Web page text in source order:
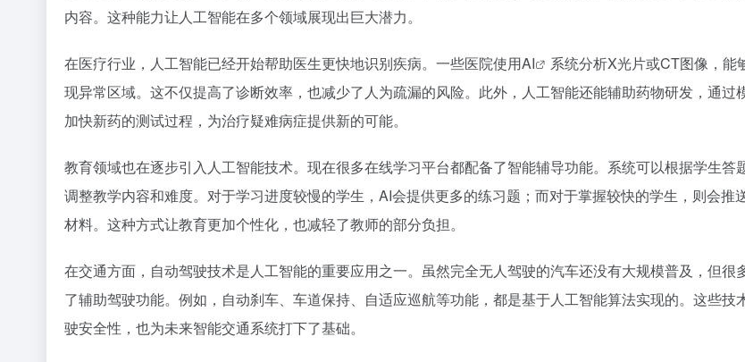
内容。这种能力让人工智能在多个领域展现出巨大潜力。
在医疗行业，人工智能已经开始帮助医生更快地识别疾病。一些医院使用AI
系统分析X光片或CT图像，能
现异常区域。这不仅提高了诊断效率，也减少了人为疏漏的风险。此外，人工智能还能辅助药物研发，通过
加快新药的测试过程，为治疗疑难病症提供新的可能。
教育领域也在逐步引入人工智能技术。现在很多在线学习平台都配备了智能辅导功能。系统可以根据学生答
调整教学内容和难度。对于学习进度较慢的学生，AI会提供更多的练习题；而对于掌握较快的学生，则会推
材料。这种方式让教育更加个性化，也减轻了教师的部分负担。
在交通方面，自动驾驶技术是人工智能的重要应用之一。虽然完全无人驾驶的汽车还没有大规模普及，但很
了辅助驾驶功能。例如，自动刹车、车道保持、自适应巡航等功能，都是基于人工智能算法实现的。这些技
驶安全性，也为未来智能交通系统打下了基础。